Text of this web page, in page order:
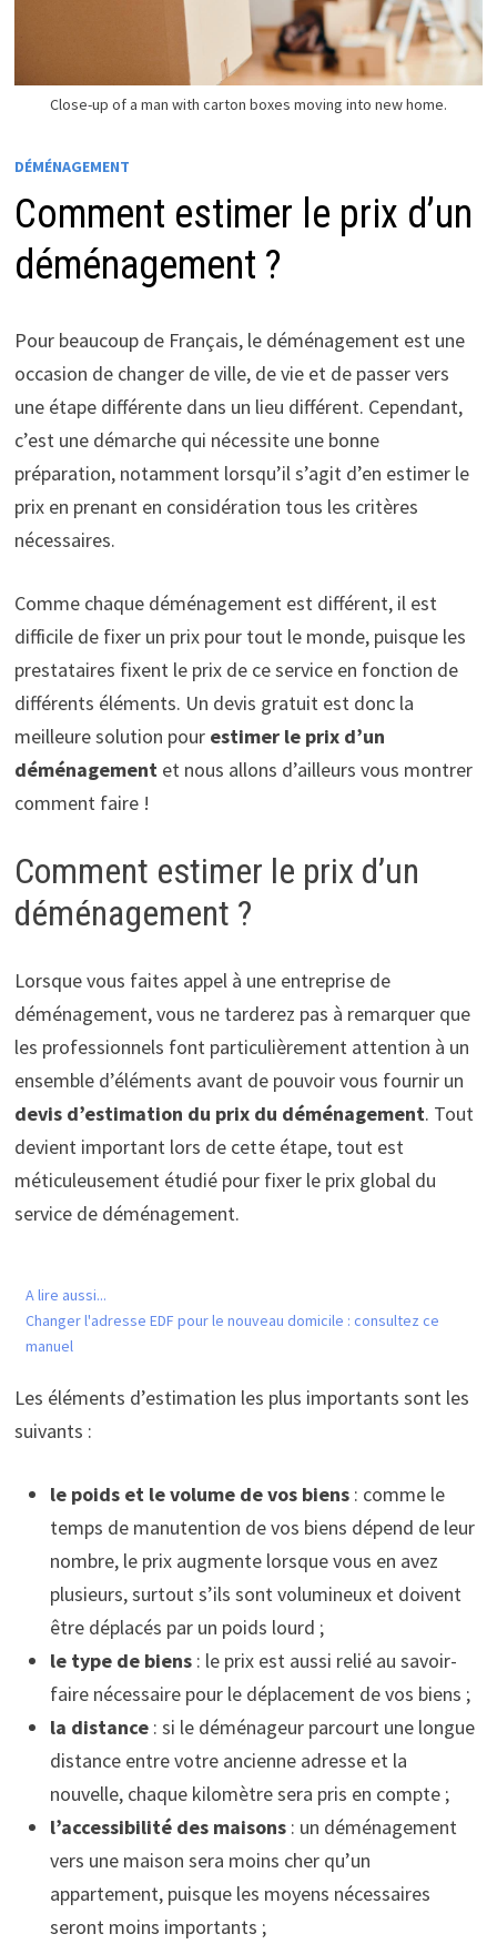
Close-up of a man with carton boxes moving into new home.
DÉMÉNAGEMENT
Comment estimer le prix d’un
déménagement ?
Pour beaucoup de Français, le déménagement est une
occasion de changer de ville, de vie et de passer vers
une étape différente dans un lieu différent. Cependant,
c’est une démarche qui nécessite une bonne
préparation, notamment lorsqu’il s’agit d’en estimer le
prix en prenant en considération tous les critères
nécessaires.
Comme chaque déménagement est différent, il est
difficile de fixer un prix pour tout le monde, puisque les
prestataires fixent le prix de ce service en fonction de
différents éléments. Un devis gratuit est donc la
meilleure solution pour estimer le prix d’un
déménagementet nous allons d’ailleurs vous montrer
comment faire !
Comment estimer le prix d’un
déménagement ?
Lorsque vous faites appel à une entreprise de
déménagement, vous ne tarderez pas à remarquer que
les professionnels font particulièrement attention à un
ensemble d’éléments avant de pouvoir vous fournir un
devis d’estimation du prix du déménagement. Tout
devient important lors de cette étape, tout est
méticuleusement étudié pour fixer le prix global du
service de déménagement.
A lire aussi...
Changer l'adresse EDF pour le nouveau domicile : consultez ce
manuel
Les éléments d’estimation les plus importants sont les
suivants :
le poids et le volume de vos biens: comme le
temps de manutention de vos biens dépend de leur
nombre, le prix augmente lorsque vous en avez
plusieurs, surtout s’ils sont volumineux et doivent
être déplacés par un poids lourd ;
le type de biens: le prix est aussi relié au savoir-
faire nécessaire pour le déplacement de vos biens ;
la distance: si le déménageur parcourt une longue
distance entre votre ancienne adresse et la
nouvelle, chaque kilomètre sera pris en compte ;
l’accessibilité des maisons: un déménagement
vers une maison sera moins cher qu’un
appartement, puisque les moyens nécessaires
seront moins importants ;